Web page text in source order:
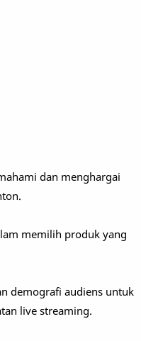
dan menghargai
memilih produk yang
demografi audiens untuk
live streaming.